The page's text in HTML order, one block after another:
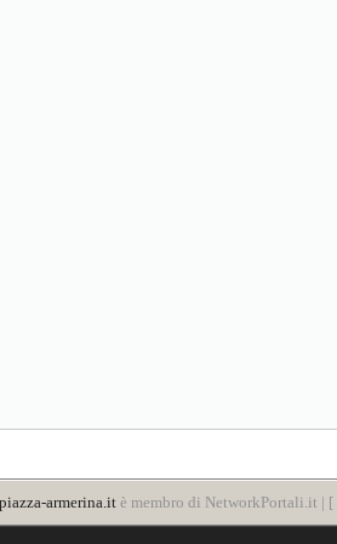
armerina.itè membro di NetworkPortali.it | [